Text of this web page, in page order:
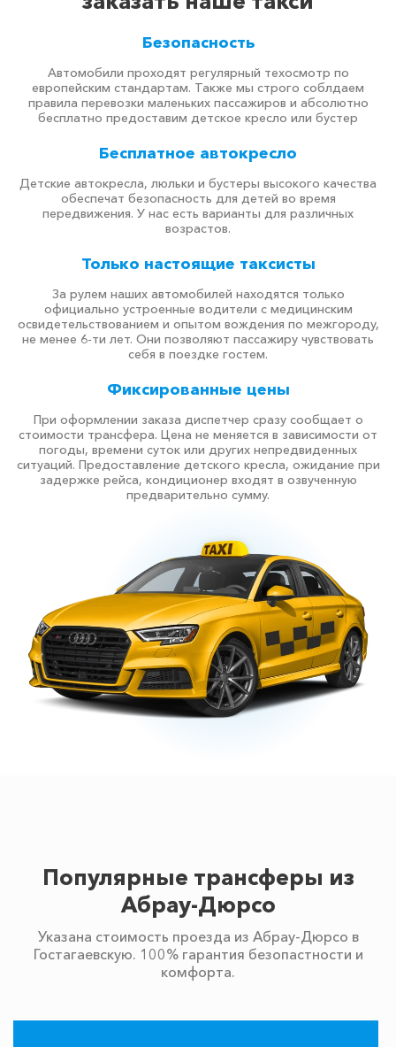
Безопасность
Автомобили проходят регулярный техосмотр по
европейским стандартам. Также мы строго соблдаем
правила перевозки маленьких пассажиров и абсолютно
бесплатно предоставим детское кресло или бустер
Бесплатное автокресло
Детские автокресла, люльки и бустеры высокого качества
обеспечат безопасность для детей во время
передвижения. У нас есть варианты для различных
возрастов.
Только настоящие таксисты
За рулем наших автомобилей находятся только
официально устроенные водители с медицинским
освидетельствованием и опытом вождения по межгороду,
не менее 6-ти лет. Они позволяют пассажиру чувствовать
себя в поездке гостем.
Фиксированные цены
При оформлении заказа диспетчер сразу сообщает о
стоимости трансфера. Цена не меняется в зависимости от
погоды, времени суток или других непредвиденных
ситуаций. Предоставление детского кресла, ожидание при
задержке рейса, кондиционер входят в озвученную
предварительно сумму.
Популярные трансферы из
Абрау-Дюрсо
Указана стоимость проезда из Абрау-Дюрсо в
Гостагаевскую. 100% гарантия безопастности и
комфорта.